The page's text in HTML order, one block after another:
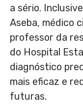
a sério.
Aseba, médico
professor da
do Hospital
diagnóstico
mais eficaz e
futuras.